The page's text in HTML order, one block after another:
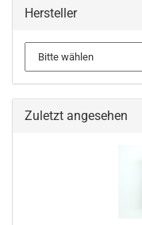
Hersteller
Zuletzt angesehen